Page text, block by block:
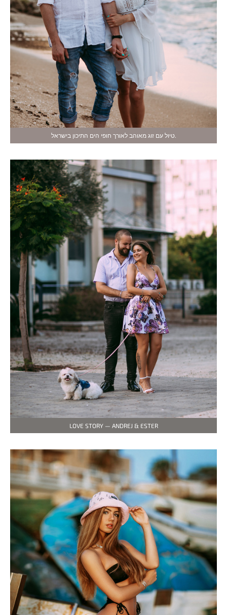
LOVE STORY — ANDREJ & ESTER